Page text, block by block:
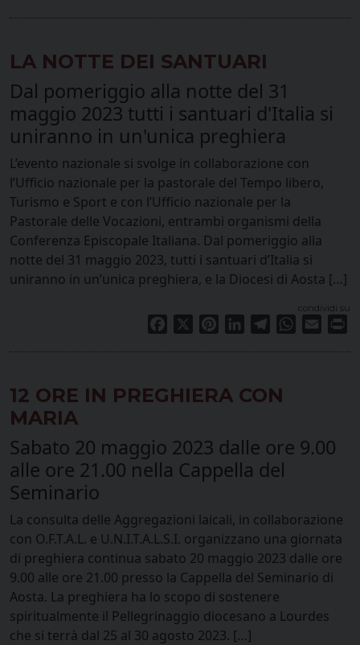
LA NOTTE DEI SANTUARI
Dal pomeriggio alla notte del 31
maggio 2023 tutti i santuari d'Italia si
uniranno in un'unica preghiera
L’evento nazionale si svolge in collaborazione con
l’Ufficio nazionale per la pastorale del Tempo libero,
Turismo e Sport e con l’Ufficio nazionale per la
Pastorale delle Vocazioni, entrambi organismi della
Conferenza Episcopale Italiana. Dal pomeriggio alla
notte del 31 maggio 2023, tutti i santuari d’Italia si
uniranno in un’unica preghiera, e la Diocesi di Aosta […]
condividi su
Facebook PinterestLinkedInTelegramWhatsApp
Email
12 ORE IN PREGHIERA CON
MARIA
Sabato 20 maggio 2023 dalle ore 9.00
alle ore 21.00 nella Cappella del
Seminario
La consulta delle Aggregazioni laicali, in collaborazione
con O.F.T.A.L. e U.N.I.T.A.L.S.I. organizzano una giornata
di preghiera continua sabato 20 maggio 2023 dalle ore
9.00 alle ore 21.00 presso la Cappella del Seminario di
Aosta. La preghiera ha lo scopo di sostenere
spiritualmente il Pellegrinaggio diocesano a Lourdes
che si terrà dal 25 al 30 agosto 2023. […]